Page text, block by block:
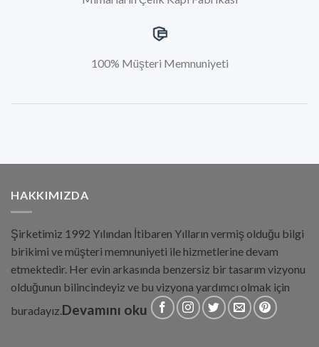
100% Müşteri Memnuniyeti
HAKKIMIZDA
Şirketimiz 1992 Yılından İtibaren Yılların vermiş olduğu bilgi
birikimi ve müşteri memnuniyeti ile hizmetlerine devam
etmektedir. Her evin arkasında benzersiz bir tasarım vizyonu
olduğunun bilincindeyiz ve bu vizyona yardımcı olmak için
buradayız.Devamını oku